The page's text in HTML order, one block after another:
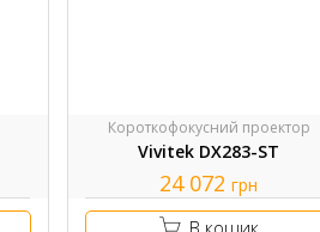
Короткофокусний проектор
Vivitek DX283-ST
24 072грн